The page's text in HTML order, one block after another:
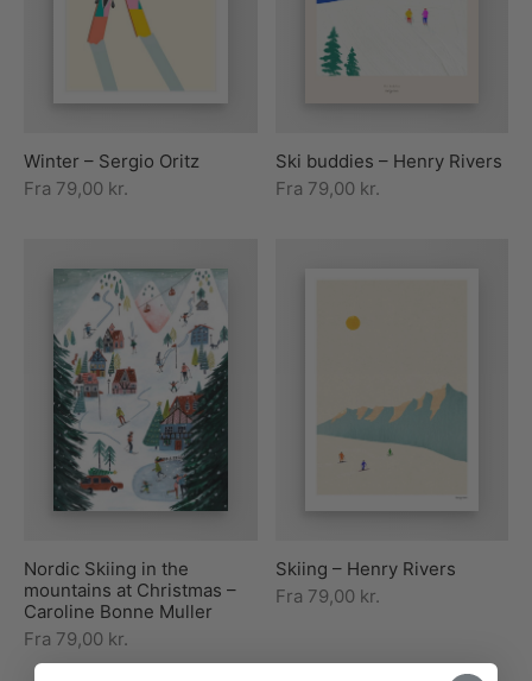
Winter – Sergio Oritz
Fra 79,00 kr.
Ski buddies – Henry Rivers
Fra 79,00 kr.
Nordic Skiing in the
mountains at Christmas –
Caroline Bonne Muller
Fra 79,00 kr.
Skiing – Henry Rivers
Fra 79,00 kr.
plakater
plakater
til sommerhuset